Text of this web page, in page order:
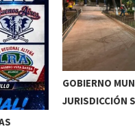
GOBIERNO
JURISDICCIÓN